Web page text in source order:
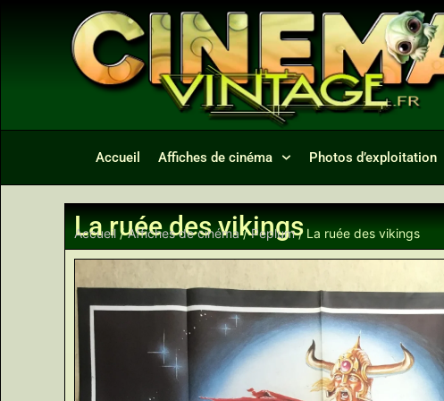
Accueil Affiches de cinéma Photos d’exploitation
La ruée des vikings
Accueil /Affiches de cinéma/Peplum/ La ruée des vikings